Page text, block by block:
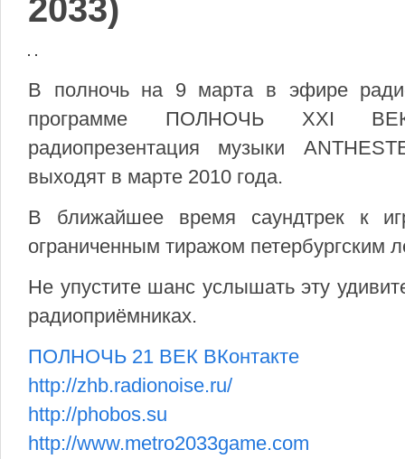
2033)
В полночь на 9 марта в эфире
программе ПОЛНОЧЬ XXI ВЕК
радиопрезентация музыки
выходят в марте 2010 года.
В ближайшее время саундтрек к
ограниченным тиражом петербургским
Не упустите шанс услышать эту
радиоприёмниках.
ПОЛНОЧЬ 21 ВЕК ВКонтакте
http://zhb.radionoise.ru/
http://phobos.su
http://www.metro2033game.com